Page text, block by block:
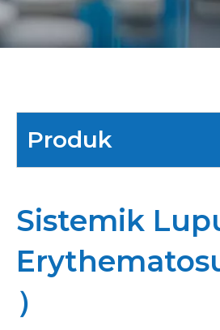
Produk
Sistemik
）